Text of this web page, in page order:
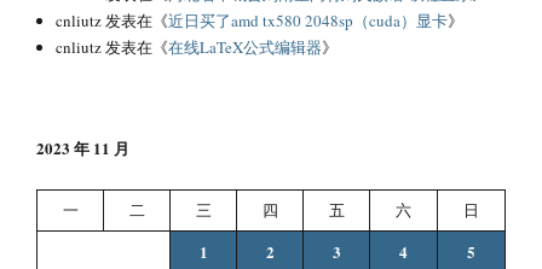
cnliutz发表在《近日买了amd tx580 2048sp（cuda）显卡》
cnliutz发表在《在线LaTeX公式编辑器》
2023 年 11 月
一 二 三 四 五 六 日
1 2 3 4 5